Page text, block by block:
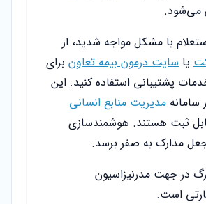
می‌شود.
با مشکل مواجه شدید، از
یا سایت درمون بیمه تعاون برای
پشتیبانی استفاده کنید. این
سامانه مدیریت منابع انسانی
ثبت هستند. هوشمندسازی
مدارک به صفر برسد.
در جهت مدرنیزاسیون
است.